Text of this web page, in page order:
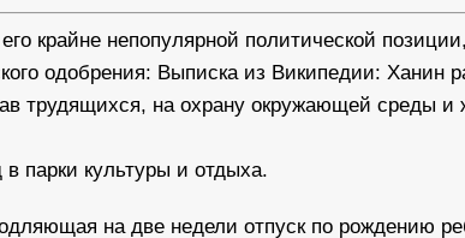
крайне непопулярной политической
одобрения: Выписка из Википедии: Ханин
трудящихся, на охрану окружающей среды и
парки культуры и отдыха.
на две недели отпуск по рождению